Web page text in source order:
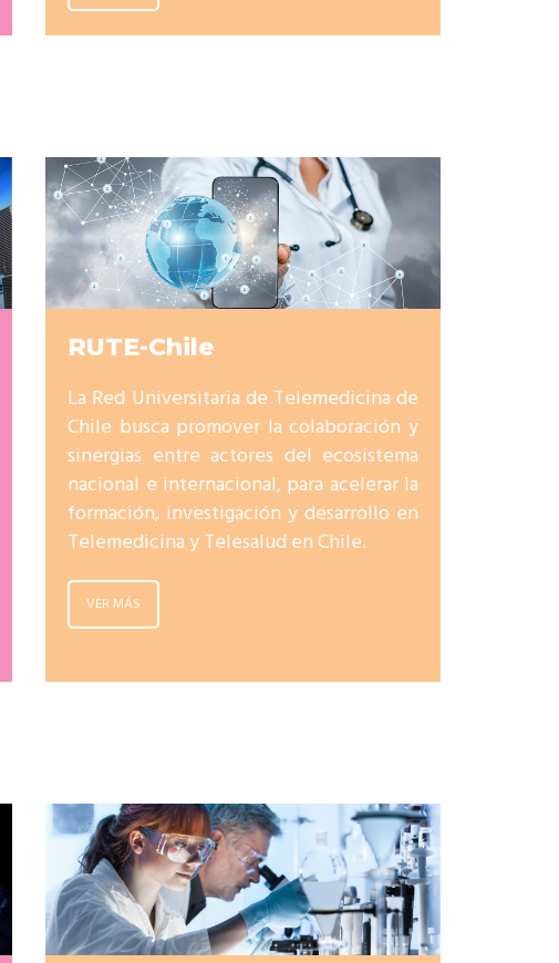
RUTE-Chile
La Red Universitaria de Telemedicina de
Chile busca promover la colaboración y
sinergias entre actores del ecosistema
nacional e internacional, para acelerar la
formación, investigación y desarrollo en
Telemedicina y Telesalud en Chile.
VER MÁS